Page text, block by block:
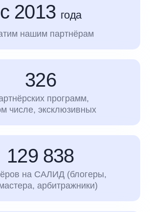
с 2013 года
нашим партнёрам
326
программ,
числе, эксклюзивных
129 838
на САЛИД (блогеры,
арбитражники)